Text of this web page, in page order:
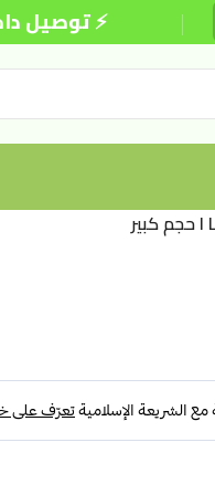
⚡ توصيل داخل